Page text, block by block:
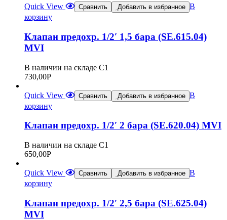
Quick View Сравнить Добавить в избранное В
корзину
Клапан предохр. 1/2′ 1,5 бара (SE.615.04)
MVI
В наличии на складе С1
730,00Р
Quick View Сравнить Добавить в избранное В
корзину
Клапан предохр. 1/2′ 2 бара (SE.620.04) MVI
В наличии на складе С1
650,00Р
Quick View Сравнить Добавить в избранное В
корзину
Клапан предохр. 1/2′ 2,5 бара (SE.625.04)
MVI